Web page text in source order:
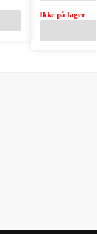
Ikke på lager